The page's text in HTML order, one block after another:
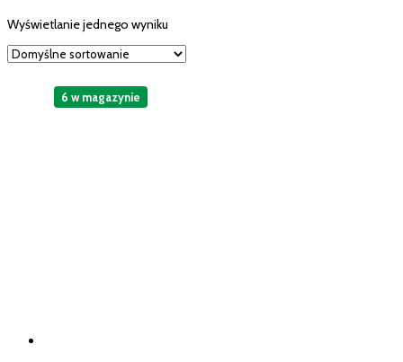
Wyświetlanie jednego wyniku
6 w magazynie